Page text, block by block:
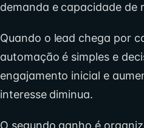
demanda e capacidade de
Quando o lead chega por
automação é simples e
engajamento inicial e
interesse diminua.
O segundo ganho é